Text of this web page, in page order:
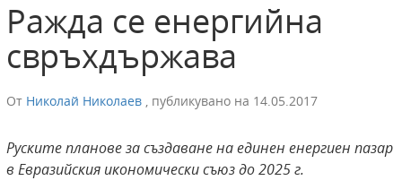
Ражда се енергийна
свръхдържава
От Николай Николаев , публикувано на 14.05.2017
Руските планове за създаване на единен енергиен пазар
в Евразийския икономически съюз до 2025 г.